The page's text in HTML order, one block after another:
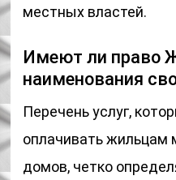
местных властей.
Имеют ли право
наименования
Перечень услуг,
оплачивать жильцам
домов, четко